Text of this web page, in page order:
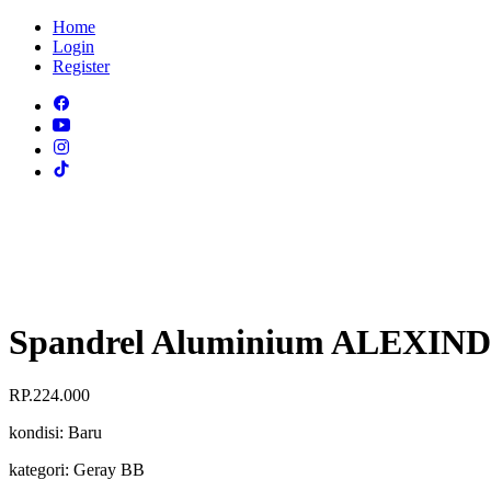
Home
Login
Register
Spandrel Aluminium
RP.224.000
kondisi: Baru
kategori: Geray BB